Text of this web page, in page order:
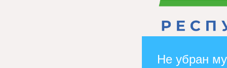
Не убран